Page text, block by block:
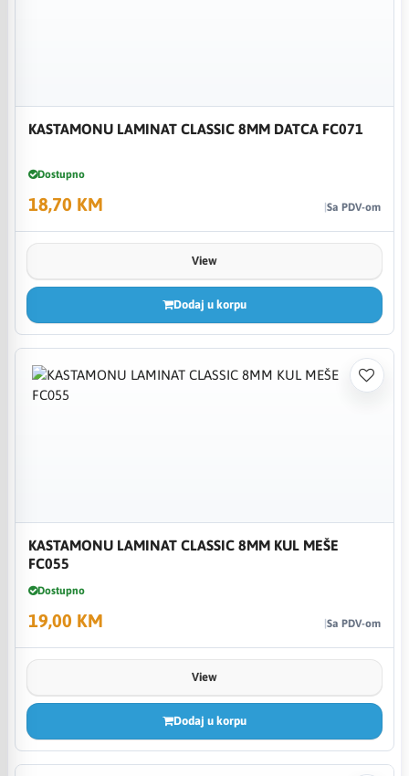
KASTAMONU LAMINAT CLASSIC 8MM DATCA FC071
Dostupno
18,70 KM Sa PDV-om
View
Dodaj u korpu
KASTAMONU LAMINAT CLASSIC 8MM KUL MEŠE
FC055
Dostupno
19,00 KM Sa PDV-om
View
Dodaj u korpu